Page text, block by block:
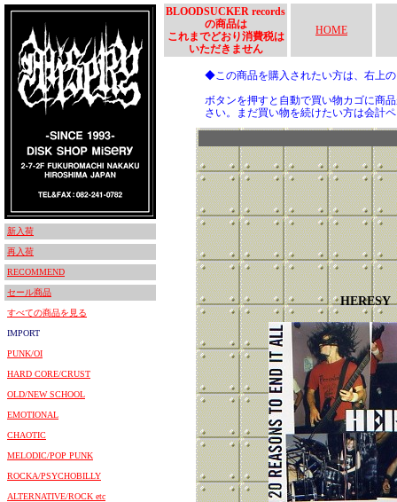
新入荷
再入荷
RECOMMEND
セール商品
すべての商品を見る
IMPORT
PUNK/OI
HARD CORE/CRUST
OLD/NEW SCHOOL
EMOTIONAL
CHAOTIC
MELODIC/POP PUNK
ROCKA/PSYCHOBILLY
ALTERNATIVE/ROCK etc
BLOODSUCKER records
の商品は
これまでどおり消費税は
いただきません
HOME
◆この商品を購入されたい方は、右上
ボタンを押すと自動で買い物カゴに商
さい。まだ買い物を続けたい方は会計
HERESY